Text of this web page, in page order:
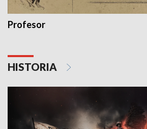
Profesor
HISTORIA